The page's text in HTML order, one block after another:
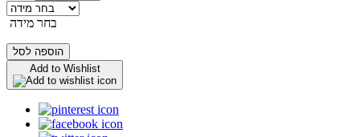
בחר מידה
הוספה לסל
Add to Wishlist